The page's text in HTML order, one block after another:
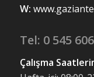
W:
Tel: 0 545
Çalışma